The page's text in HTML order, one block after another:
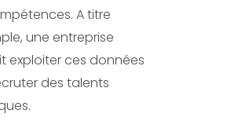
A titre
une entreprise
exploiter ces données
des talents